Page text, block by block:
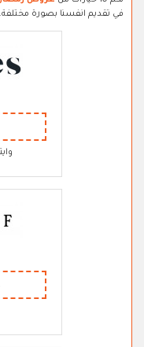
في تقديم انفسنا بصورة مختلفة.